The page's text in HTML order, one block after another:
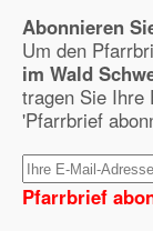
Abonnieren
Um den
im Wald
tragen Sie Ihre
'Pfarrbrief
Pfarrbrief